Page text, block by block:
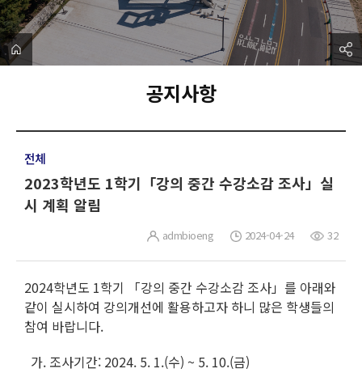
공지사항
전체
2023학년도 1학기「강의 중간 수강소감 조사」실
시 계획 알림
admbioeng 2024-04-24 32
2024학년도 1학기 「강의 중간 수강소감 조사」를 아래와
같이 실시하여 강의개선에 활용하고자 하니 많은 학생들의
참여 바랍니다.
가. 조사기간: 2024. 5. 1.(수) ~ 5. 10.(금)